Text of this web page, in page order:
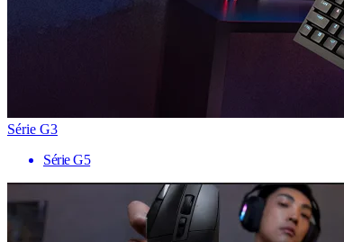
Série G3
Série G5